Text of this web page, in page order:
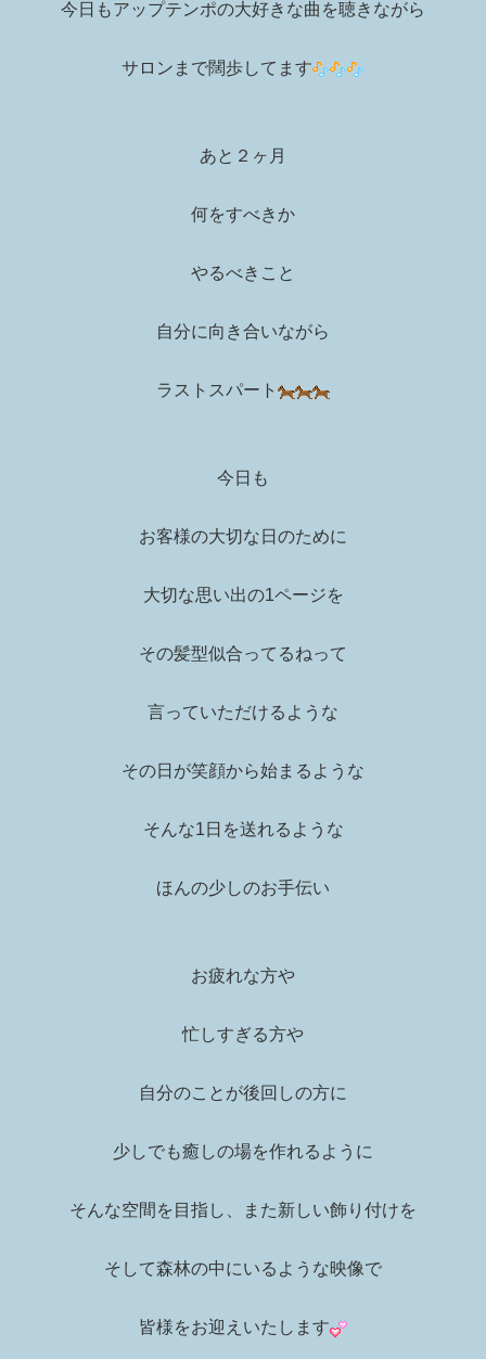
今日もアップテンポの大好きな曲を聴きながら
サロンまで闊歩してます
あと２ヶ月
何をすべきか
やるべきこと
自分に向き合いながら
ラストスパート
今日も
お客様の大切な日のために
大切な思い出の1ページを
その髪型似合ってるねって
言っていただけるような
その日が笑顔から始まるような
そんな1日を送れるような
ほんの少しのお手伝い
お疲れな方や
忙しすぎる方や
自分のことが後回しの方に
少しでも癒しの場を作れるように
そんな空間を目指し、また新しい飾り付けを
そして森林の中にいるような映像で
皆様をお迎えいたします